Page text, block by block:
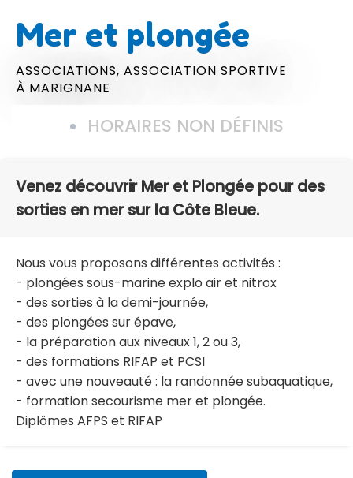
Mer et plongée
ASSOCIATIONS, ASSOCIATION SPORTIVE
À MARIGNANE
HORAIRES NON DÉFINIS
Venez découvrir Mer et Plongée pour des
sorties en mer sur la Côte Bleue.
Nous vous proposons différentes activités :
- plongées sous-marine explo air et nitrox
- des sorties à la demi-journée,
- des plongées sur épave,
- la préparation aux niveaux 1, 2 ou 3,
- des formations RIFAP et PCSI
- avec une nouveauté : la randonnée subaquatique,
- formation secourisme mer et plongée.
Diplômes AFPS et RIFAP